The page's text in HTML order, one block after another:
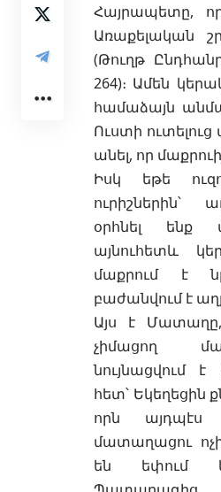
Հայրապետը,
Առաքելական
(Թուղթ
264)։ Ամեն
համաձայն
Ուստի
անել, որ
Իսկ եթե
օրհնել ենք
այնուհետև
մաքրում է
բաժանվում է
Այս է
չիմացող
նույնացվում
հետ՝ Եկեղեցին
որն այդպէս
մատաղացու
են եփում